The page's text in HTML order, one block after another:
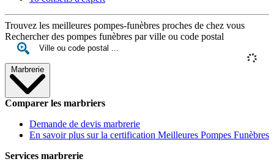
Trouvez les meilleures pompes-funèbres proches de chez vous
Rechercher des pompes funèbres par ville ou code postal
Marbrerie
Comparer les marbriers
Demande de devis marbrerie
En savoir plus sur la certification Meilleures Pompes Funèbres
Services marbrerie